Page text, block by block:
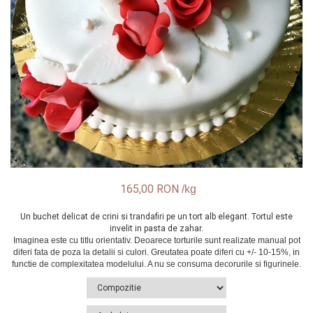
165,00 RON
Un buchet delicat de crini si trandafiri pe un tort alb elegant. Tortul este
invelit in pasta de zahar.